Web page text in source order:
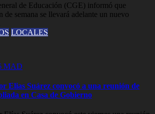
de Educación (CGE) informó que
de semana se llevará adelante un nuevo
LOCALES
MAD
Elias Suárez convocó a una reunión de
en Casa de Gobierno